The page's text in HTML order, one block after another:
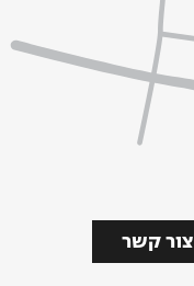
צור קשר